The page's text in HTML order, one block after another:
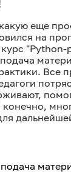
еще
на
"Python-
Все